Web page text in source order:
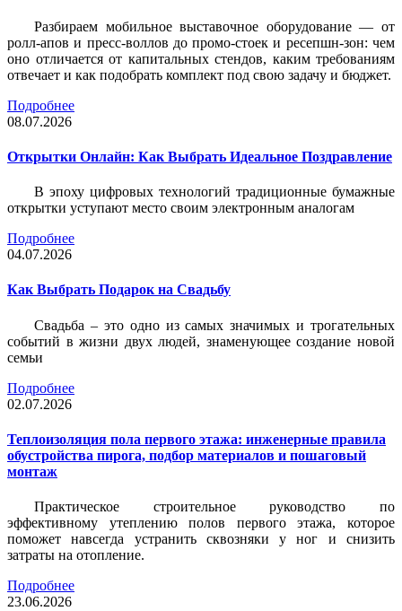
Разбираем мобильное выставочное оборудование — от
ролл-апов и пресс-воллов до промо-стоек и ресепшн-зон: чем
оно отличается от капитальных стендов, каким требованиям
отвечает и как подобрать комплект под свою задачу и бюджет.
Подробнее
08.07.2026
Открытки Онлайн: Как Выбрать Идеальное Поздравление
В эпоху цифровых технологий традиционные бумажные
открытки уступают место своим электронным аналогам
Подробнее
04.07.2026
Как Выбрать Подарок на Свадьбу
Свадьба – это одно из самых значимых и трогательных
событий в жизни двух людей, знаменующее создание новой
семьи
Подробнее
02.07.2026
Теплоизоляция пола первого этажа: инженерные правила
обустройства пирога, подбор материалов и пошаговый
монтаж
Практическое строительное руководство по
эффективному утеплению полов первого этажа, которое
поможет навсегда устранить сквозняки у ног и снизить
затраты на отопление.
Подробнее
23.06.2026